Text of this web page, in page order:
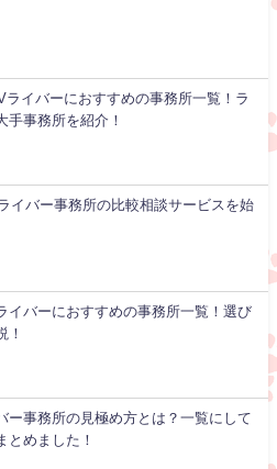
ライバーにおすすめの事務所一覧！ラ
手事務所を紹介！
イバー事務所の比較相談サービスを始
イバーにおすすめの事務所一覧！選び
！
ー事務所の見極め方とは？一覧にして
とめました！